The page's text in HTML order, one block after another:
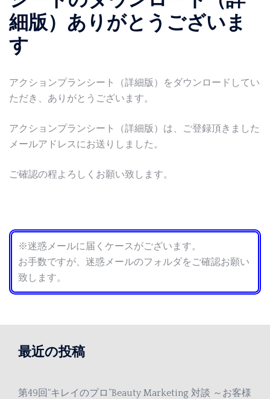
細版）ありがとうございま
す
アクションプランシート（詳細版）をダウンロードしてい
ただき、ありがとうございます。
アクションプランシート（詳細版）は、ご登録頂きました
メールアドレスにお送りしました。
ご確認の程よろしくお願い致します。
※迷惑メールに届くケースがございます。
お手数ですが、迷惑メールのフォルダをご確認お願い
致します。
最近の投稿
第49回“キレイのプロ”Beauty Marketing 対談 ～お客様